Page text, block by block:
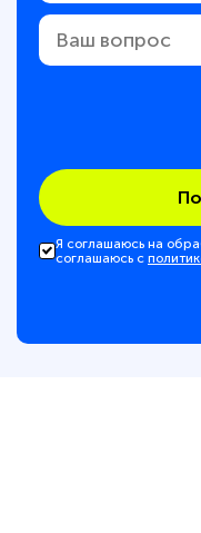
Я соглашаюсь на
соглашаюсь с